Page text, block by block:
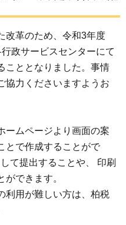
改革のため、令和3年度
政サービスセンターにて
こととなりました。事情
協力くださいますようお
ームページより画面の案
とで作成することがで
て提出することや、 印刷
ができます。
利用が難しい方は、柏税